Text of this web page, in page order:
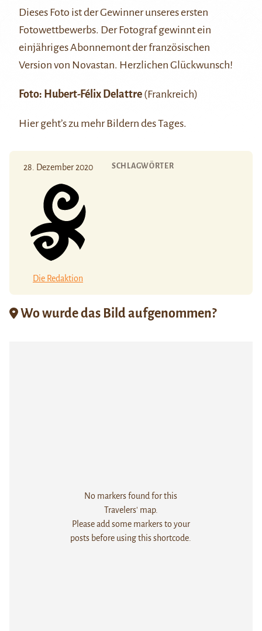
Dieses Foto ist der Gewinner unseres ersten
Fotowettbewerbs. Der Fotograf gewinnt ein
einjähriges Abonnemont der französischen
Version von Novastan. Herzlichen Glückwunsch!
Foto: Hubert-Félix Delattre (Frankreich)
Hiergeht’s zu mehr Bildern des Tages.
28. Dezember 2020
Die Redaktion
SCHLAGWÖRTER
Wo wurde das Bild aufgenommen?
No markers found for this
Travelers' map.
Please add some markers to your
posts before using this shortcode.